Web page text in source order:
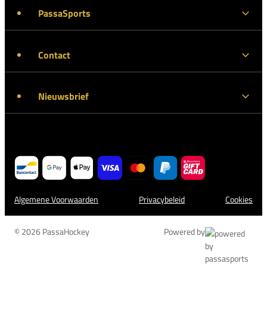
PassaSports
Contact
Nieuwsbrief
Algemene Voorwaarden Privacybeleid Cookies
© 2026 PassaHockey Powered by